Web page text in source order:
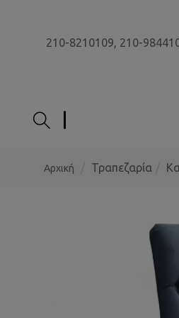
210-8210109, 210-
Αρχική Τραπεζαρία